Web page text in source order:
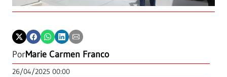
PorMarie Carmen Franco
26/04/2025 00:00